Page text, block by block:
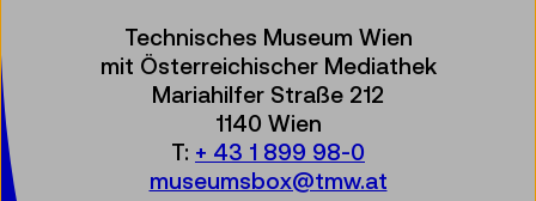
Technisches Museum Wien
mit Österreichischer Mediathek
Mariahilfer Straße 212
1140 Wien
T: + 43 1 899 98-0
museumsbox@tmw.at